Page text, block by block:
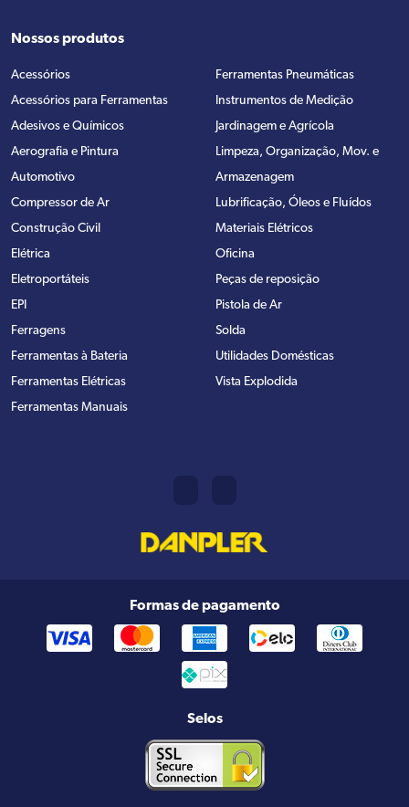
Nossos produtos
Acessórios
Acessórios para Ferramentas
Adesivos e Químicos
Aerografia e Pintura
Automotivo
Compressor de Ar
Construção Civil
Elétrica
Eletroportáteis
EPI
Ferragens
Ferramentas à Bateria
Ferramentas Elétricas
Ferramentas Manuais
Ferramentas Pneumáticas
Instrumentos de Medição
Jardinagem e Agrícola
Limpeza, Organização, Mov. e
Armazenagem
Lubrificação, Óleos e Fluídos
Materiais Elétricos
Oficina
Peças de reposição
Pistola de Ar
Solda
Utilidades Domésticas
Vista Explodida
Formas de pagamento
Selos